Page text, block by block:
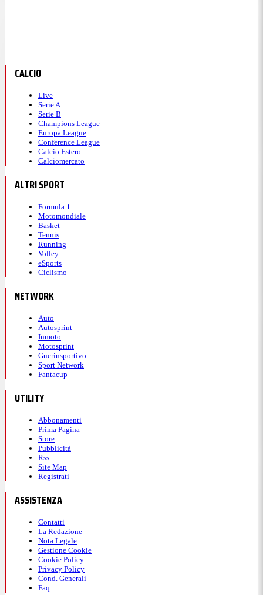
CALCIO
Live
Serie A
Serie B
Champions League
Europa League
Conference League
Calcio Estero
Calciomercato
ALTRI SPORT
Formula 1
Motomondiale
Basket
Tennis
Running
Volley
eSports
Ciclismo
NETWORK
Auto
Autosprint
Inmoto
Motosprint
Guerinsportivo
Sport Network
Fantacup
UTILITY
Abbonamenti
Prima Pagina
Store
Pubblicità
Rss
Site Map
Registrati
ASSISTENZA
Contatti
La Redazione
Nota Legale
Gestione Cookie
Cookie Policy
Privacy Policy
Cond. Generali
Faq